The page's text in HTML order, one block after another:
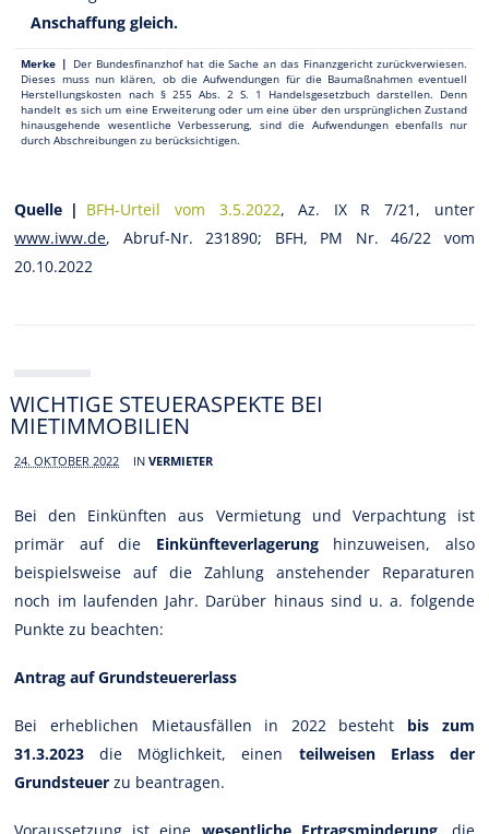
Anschaffung gleich.
Merke | Der Bundesfinanzhof hat die Sache an das Finanzgericht zurückverwiesen.
Dieses muss nun klären, ob die Aufwendungen für die Baumaßnahmen eventuell
Herstellungskosten nach § 255 Abs. 2 S. 1 Handelsgesetzbuch darstellen. Denn
handelt es sich um eine Erweiterung oder um eine über den ursprünglichen Zustand
hinausgehende wesentliche Verbesserung, sind die Aufwendungen ebenfalls nur
durch Abschreibungen zu berücksichtigen.
Quelle | BFH-Urteil vom 3.5.2022, Az. IX R 7/21, unter
www.iww.de, Abruf-Nr. 231890; BFH, PM Nr. 46/22 vom
20.10.2022
WICHTIGE STEUERASPEKTE BEI
MIETIMMOBILIEN
24. OKTOBER 2022 INVERMIETER
Bei den Einkünften aus Vermietung und Verpachtung ist
primär auf die Einkünfteverlagerunghinzuweisen, also
beispielsweise auf die Zahlung anstehender Reparaturen
noch im laufenden Jahr. Darüber hinaus sind u. a. folgende
Punkte zu beachten:
Antrag auf Grundsteuererlass
Bei erheblichen Mietausfällen in 2022 besteht bis zum
31.3.2023 die Möglichkeit, einen teilweisen Erlass der
Grundsteuer zu beantragen.
Voraussetzung ist eine wesentliche Ertragsminderung, die